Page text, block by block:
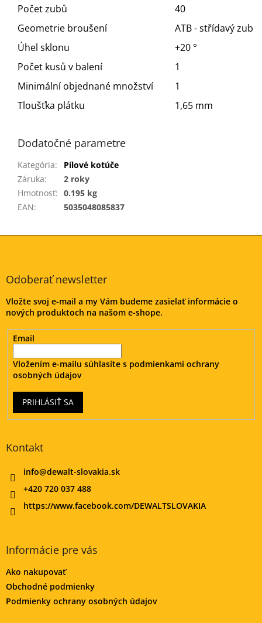
Počet zubů
40
Geometrie broušení
ATB - střídavý zub
Úhel sklonu
+20 °
Počet kusů v balení
1
Minimální objednané množství
1
Tloušťka plátku
1,65 mm
Dodatočné parametre
Kategória:
Pílové kotúče
Záruka:
2 roky
Hmotnosť: 0.195 kg
EAN: 5035048085837
Z
Odoberať newsletter
Vložte svoj e-mail a my Vám budeme zasielať informácie o
nových produktoch na našom e-shope.
Email
Vložením e-mailu súhlasíte s podmienkami ochrany
osobných údajov
PRIHLÁSIŤ SA
Kontakt
info@dewalt-slovakia.sk
+420 720 037 488
https://www.facebook.com/DEWALTSLOVAKIA
Informácie pre vás
Ako nakupovať
Obchodné podmienky
Podmienky ochrany osobných údajov